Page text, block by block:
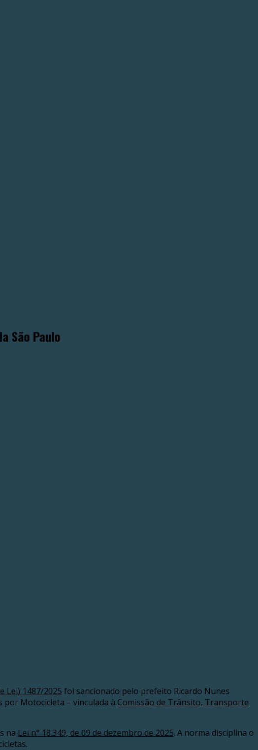
São Paulo
Lei) 1487/2025 foi sancionado pelo prefeito Ricardo Nunes
por Motocicleta – vinculada à Comissão de Trânsito, Transporte
na Lei n° 18.349, de 09 de dezembro de 2025. A norma disciplina o